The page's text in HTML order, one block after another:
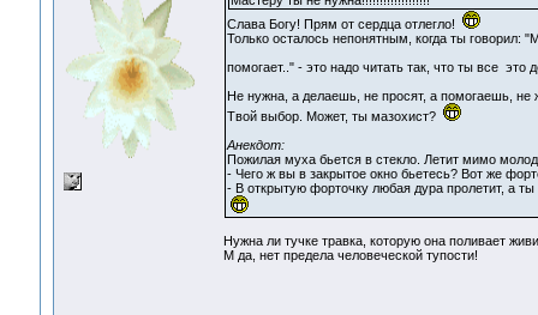
Слава Богу! Прям от сердца отлегло!
Только осталось непонятным, когда ты говорил:
помогает.." - это надо читать так, что ты все
Не нужна, а делаешь, не просят, а помогаешь,
Твой выбор. Может, ты мазохист?
Анекдот:
Пожилая муха бьется в стекло. Летит мимо
- Чего ж вы в закрытое окно бьетесь? Вот же
- В открытую форточку любая дура пролетит, а
Нужна ли тучке травка, которую она поливает
М да, нет предела человеческой тупости!